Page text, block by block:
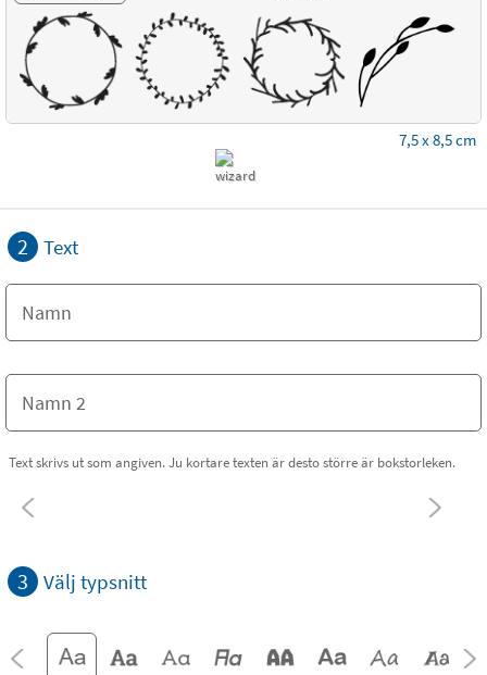
7,5 x 8,5 cm
2 Text
Text skrivs ut som angiven. Ju kortare texten är desto större är bokstorleken.
3 Välj typsnitt